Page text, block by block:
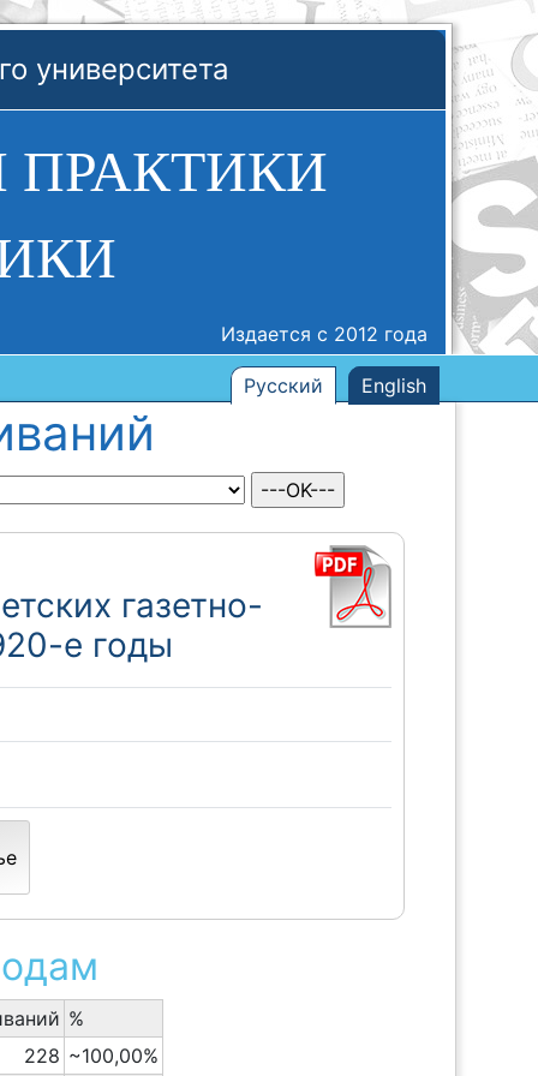
университета
Издается с 2012 года
Русский English
газетно-
е годы
%
228 ~100,00%